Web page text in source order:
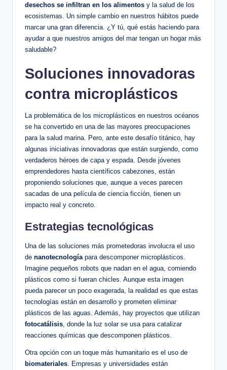
desechos se infiltran en los alimentos y la salud de los
ecosistemas. Un simple cambio en nuestros hábitos puede
marcar una gran diferencia. ¿Y tú, qué estás haciendo para
ayudar a que nuestros amigos del mar tengan un hogar más
saludable?
Soluciones innovadoras
contra microplásticos
La problemática de los microplásticos en nuestros océanos
se ha convertido en una de las mayores preocupaciones
para la salud marina. Pero, ante este desafío titánico, hay
algunas iniciativas innovadoras que están surgiendo, como
verdaderos héroes de capa y espada. Desde jóvenes
emprendedores hasta científicos cabezones, están
proponiendo soluciones que, aunque a veces parecen
sacadas de una película de ciencia ficción, tienen un
impacto real y concreto.
Estrategias tecnológicas
Una de las soluciones más prometedoras involucra el uso
de nanotecnología para descomponer microplásticos.
Imagine pequeños robots que nadan en el agua, comiendo
plásticos como si fueran chicles. Aunque esta imagen
pueda parecer un poco exagerada, la realidad es que estas
tecnologías están en desarrollo y prometen eliminar
plásticos de las aguas. Además, hay proyectos que utilizan
fotocatálisis , donde la luz solar se usa para catalizar
reacciones químicas que descomponen plásticos.
Otra opción con un toque más humanitario es el uso de
biomateriales . Empresas y universidades están